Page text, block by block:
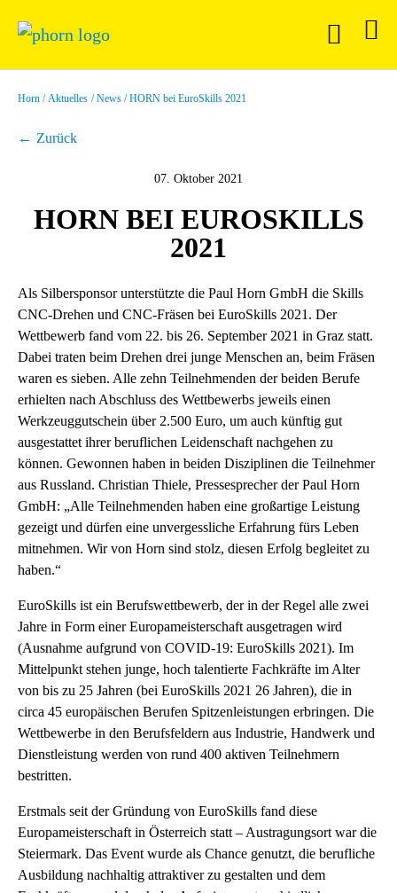
Horn Aktuelles News HORN bei EuroSkills 2021
Zurück
07. Oktober 2021
HORN BEI EUROSKILLS
2021
Als Silbersponsor unterstützte die Paul Horn GmbH die Skills
CNC-Drehen und CNC-Fräsen bei EuroSkills 2021. Der
Wettbewerb fand vom 22. bis 26. September 2021 in Graz statt.
Dabei traten beim Drehen drei junge Menschen an, beim Fräsen
waren es sieben. Alle zehn Teilnehmenden der beiden Berufe
erhielten nach Abschluss des Wettbewerbs jeweils einen
Werkzeuggutschein über 2.500 Euro, um auch künftig gut
ausgestattet ihrer beruflichen Leidenschaft nachgehen zu
können. Gewonnen haben in beiden Disziplinen die Teilnehmer
aus Russland. Christian Thiele, Pressesprecher der Paul Horn
GmbH: „Alle Teilnehmenden haben eine großartige Leistung
gezeigt und dürfen eine unvergessliche Erfahrung fürs Leben
mitnehmen. Wir von Horn sind stolz, diesen Erfolg begleitet zu
haben.“
EuroSkills ist ein Berufswettbewerb, der in der Regel alle zwei
Jahre in Form einer Europameisterschaft ausgetragen wird
(Ausnahme aufgrund von COVID-19: EuroSkills 2021). Im
Mittelpunkt stehen junge, hoch talentierte Fachkräfte im Alter
von bis zu 25 Jahren (bei EuroSkills 2021 26 Jahren), die in
circa 45 europäischen Berufen Spitzenleistungen erbringen. Die
Wettbewerbe in den Berufsfeldern aus Industrie, Handwerk und
Dienstleistung werden von rund 400 aktiven Teilnehmern
bestritten.
Erstmals seit der Gründung von EuroSkills fand diese
Europameisterschaft in Österreich statt – Austragungsort war die
Steiermark. Das Event wurde als Chance genutzt, die berufliche
Ausbildung nachhaltig attraktiver zu gestalten und dem